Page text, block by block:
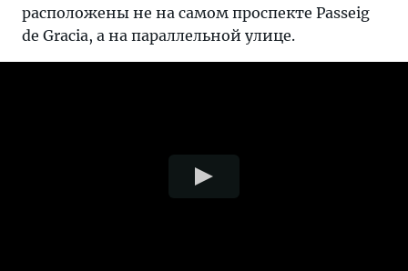
расположены не на самом проспекте Passeig
de Gracia, а на параллельной улице.